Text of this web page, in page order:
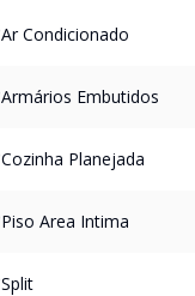
Ar Condicionado
Armários Embutidos
Cozinha Planejada
Piso Area Intima
Split